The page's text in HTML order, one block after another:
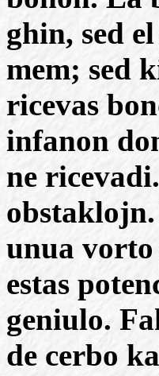
ghin, sed
mem; sed
ricevas
infanon
ne
unua
estas
geniulo.
de cerbo